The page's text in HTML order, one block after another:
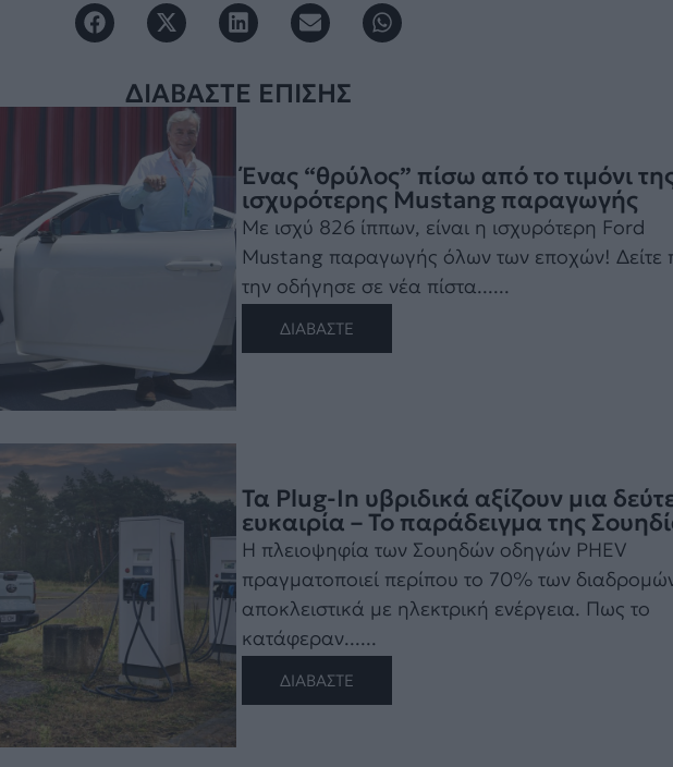
ΔΙΑΒΑΣΤΕ ΕΠΙΣΗΣ
Ένας “θρύλος” πίσω από το τιμόνι
ισχυρότερης Mustang παραγωγής
Με ισχύ 826 ίππων, είναι η ισχυρότερη Ford
Mustang παραγωγής όλων των εποχών! Δείτε
την οδήγησε σε νέα πίστα......
ΔΙΑΒΑΣΤΕ
Τα Plug-In υβριδικά αξίζουν μια
ευκαιρία – Το παράδειγμα της
Η πλειοψηφία των Σουηδών οδηγών PHEV
πραγματοποιεί περίπου το 70% των
αποκλειστικά με ηλεκτρική ενέργεια. Πως το
κατάφεραν......
ΔΙΑΒΑΣΤΕ